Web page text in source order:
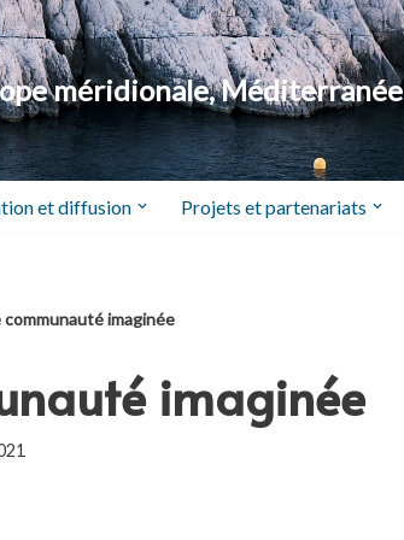
méridionale, Méditerranée
et diffusion Projets et partenariats
communauté imaginée
imaginée